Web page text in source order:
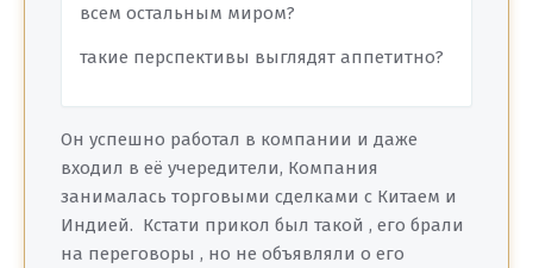
всем остальным миром?
такие перспективы выглядят аппетитно?
Он успешно работал в компании и даже
входил в её учередители, Компания
занималась торговыми сделками с Китаем и
Индией. Кстати прикол был такой , его брали
на переговоры , но не объявляли о его